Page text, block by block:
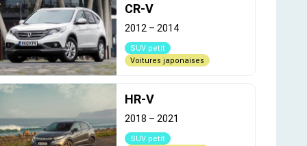
CR-V
2012 – 2014
SUV petit
Voitures japonaises
HR-V
2018 – 2021
SUV petit